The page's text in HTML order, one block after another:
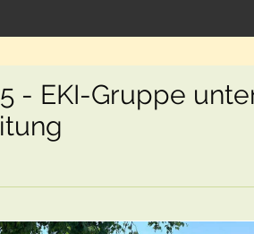
- EKI-Gruppe